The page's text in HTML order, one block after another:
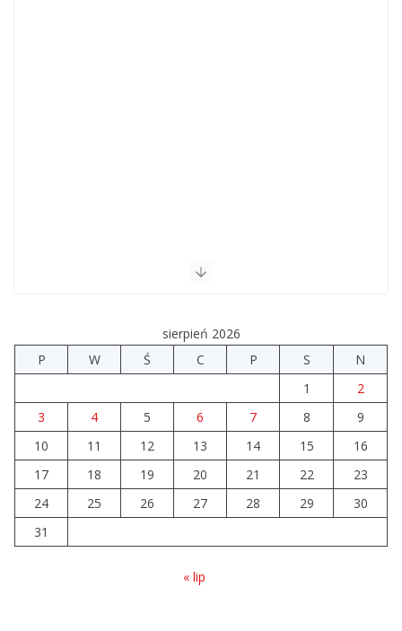
sierpień 2026
P
W Ś C P S
N
1
2
3
4 5 6 7 8
9
10
11 12 13 14 15
16
17
18 19 20 21 22
23
24
25 26 27 28 29
30
31
« lip